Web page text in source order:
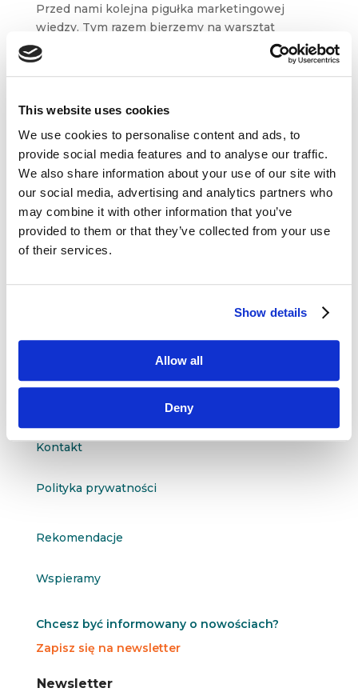
This website uses cookies
We use cookies to personalise content and ads, to
provide social media features and to analyse our traffic.
We also share information about your use of our site with
our social media, advertising and analytics partners who
may combine it with other information that you’ve
provided to them or that they’ve collected from your use
of their services.
Show details
Allow all
Deny
Przed nami kolejna pigułka marketingowej
wiedzy. Tym razem bierzemy na warsztat
koncepcję growth hacker marketingu,
spopularyzowaną przez Ryana Holidaya.
Dane kontaktowe
questus
Kontakt
Polityka prywatności
Rekomendacje
Wspieramy
Chcesz być informowany o nowościach?
Zapisz się na newsletter
N
N
Newsletter